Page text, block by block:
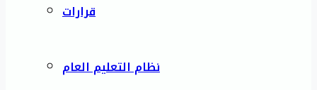
قرارات
نظام التعليم العام